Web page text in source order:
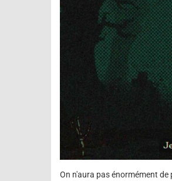
On n'aura pas énormément